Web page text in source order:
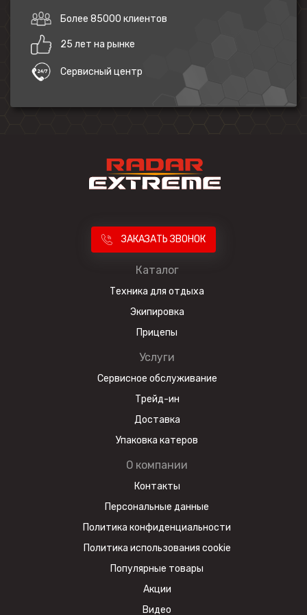
связаться с менеджерами компании, чтобы получить
дополнительную информацию о товаре или условиях
доставки.
Более 85000 клиентов
25 лет на рынке
Сервисный центр
ЗАКАЗАТЬ ЗВОНОК
Каталог
Техника для отдыха
Экипировка
Прицепы
Услуги
Сервисное обслуживание
Трейд-ин
Доставка
Упаковка катеров
О компании
Контакты
Персональные данные
Политика конфиденциальности
Политика использования cookie
Популярные товары
Акции
Видео